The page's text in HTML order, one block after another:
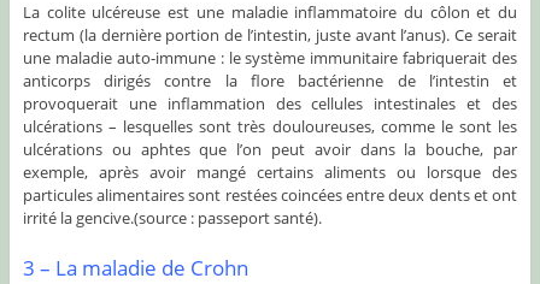
La colite ulcéreuse est une maladie inflammatoire du côlon et du
rectum (la dernière portion de l’intestin, juste avant l’anus). Ce serait
une maladie auto-immune : le système immunitaire fabriquerait des
anticorps dirigés contre la flore bactérienne de l’intestin et
provoquerait une inflammation des cellules intestinales et des
ulcérations – lesquelles sont très douloureuses, comme le sont les
ulcérations ou aphtes que l’on peut avoir dans la bouche, par
exemple, après avoir mangé certains aliments ou lorsque des
particules alimentaires sont restées coincées entre deux dents et ont
irrité la gencive.(source : passeport santé).
3 – La maladie de Crohn